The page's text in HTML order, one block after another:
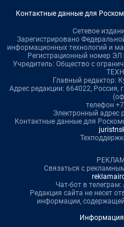
Контактные данные для
Сетевое
Зарегистрировано
информационных технологий и
Регистрационный номер
Учредитель: Общество с
Главный редактор:
Адрес редакции: 664022, Россия,
телефон
Электронный адрес
Контактные данные для
Связаться с
Чат-бот в телеграм:
Редакция сайта не несет
информации,
Информация